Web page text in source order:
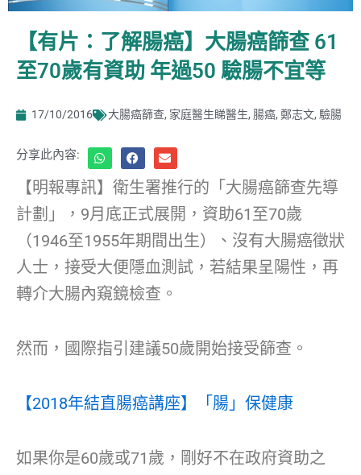
【有片：了解腸癌】大腸癌篩查 61
至70歲有資助 年過50 驗腸不宜等
17/10/2016 大腸癌篩查, 家庭醫生睇醫生, 腸癌, 鄭志文, 驗腸
分享此內容:
【明報專訊】衛生署推行的「大腸癌篩查先導
計劃」，9月底正式展開，資助61至70歲
（1946至1955年期間出生）、沒有大腸癌徵狀
人士，接受大便隱血測試，若結果呈陽性，再
轉介大腸內窺鏡檢查。
然而，國際指引建議50歲開始接受篩查。
【2018年結直腸癌講座】「腸」保健康
如果你是60歲或71歲，剛好不在政府資助之